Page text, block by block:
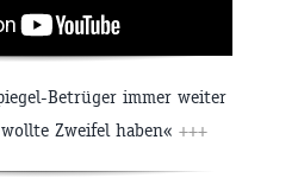
Betrüger immer weiter
Zweifel haben« +++